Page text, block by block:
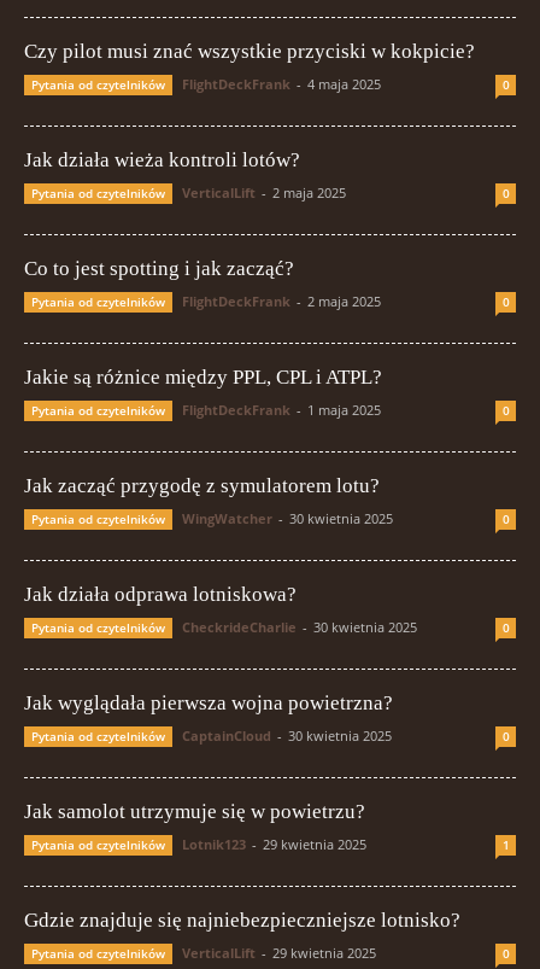
Czy pilot musi znać wszystkie przyciski w kokpicie?
Pytania od czytelników FlightDeckFrank - 4 maja 2025 0
Jak działa wieża kontroli lotów?
Pytania od czytelników VerticalLift - 2 maja 2025 0
Co to jest spotting i jak zacząć?
Pytania od czytelników FlightDeckFrank - 2 maja 2025 0
Jakie są różnice między PPL, CPL i ATPL?
Pytania od czytelników FlightDeckFrank - 1 maja 2025 0
Jak zacząć przygodę z symulatorem lotu?
Pytania od czytelników WingWatcher - 30 kwietnia 2025 0
Jak działa odprawa lotniskowa?
Pytania od czytelników CheckrideCharlie - 30 kwietnia 2025 0
Jak wyglądała pierwsza wojna powietrzna?
Pytania od czytelników CaptainCloud - 30 kwietnia 2025 0
Jak samolot utrzymuje się w powietrzu?
Pytania od czytelników Lotnik123 - 29 kwietnia 2025 1
Gdzie znajduje się najniebezpieczniejsze lotnisko?
Pytania od czytelników VerticalLift - 29 kwietnia 2025 0